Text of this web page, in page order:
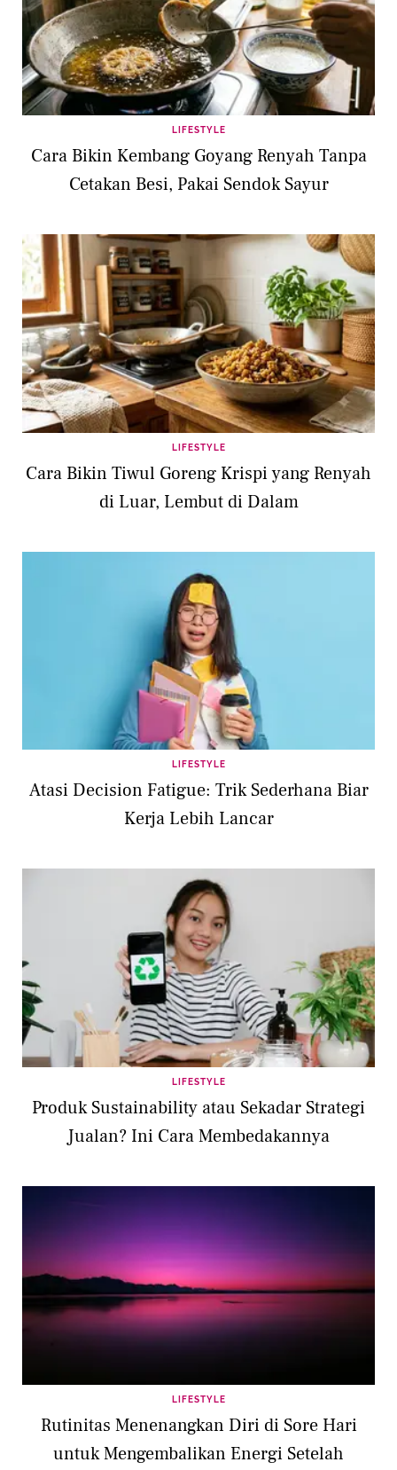
LIFESTYLE
Cara Bikin Kembang Goyang Renyah Tanpa
Cetakan Besi, Pakai Sendok Sayur
LIFESTYLE
Cara Bikin Tiwul Goreng Krispi yang Renyah
di Luar, Lembut di Dalam
LIFESTYLE
Atasi Decision Fatigue: Trik Sederhana Biar
Kerja Lebih Lancar
LIFESTYLE
Produk Sustainability atau Sekadar Strategi
Jualan? Ini Cara Membedakannya
LIFESTYLE
Rutinitas Menenangkan Diri di Sore Hari
untuk Mengembalikan Energi Setelah